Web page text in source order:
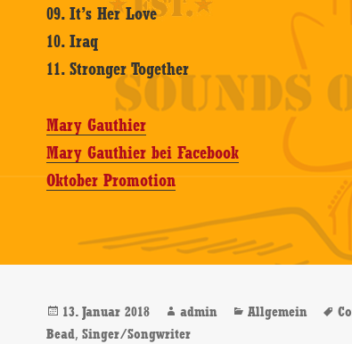
09. It’s Her Love
10. Iraq
11. Stronger Together
Mary Gauthier
Mary Gauthier bei Facebook
Oktober Promotion
Veröffentlicht
am
13. Januar 2018 Autor
admin Kategorien
Allgemein
Bead,Singer/Songwriter